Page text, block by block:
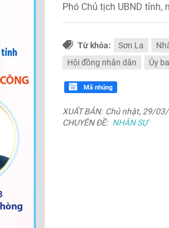
Phó Chủ tịch UBND tỉnh,
Từ khóa: Sơn La
Hội đồng nhân dân
Ủy
Mã nhúng
XUẤT BẢN: Chủ nhật, 29/
CHUYÊN ĐỀ: NHÂN SỰ